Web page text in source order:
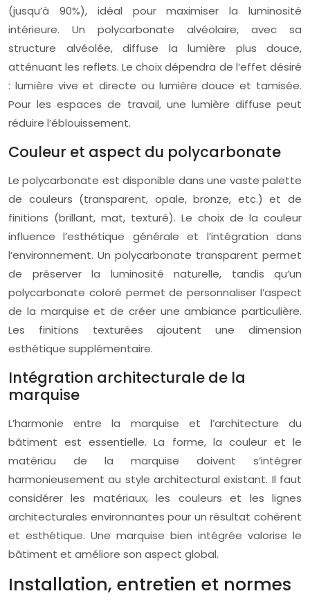
(jusqu’à 90%), idéal pour maximiser la luminosité
intérieure. Un polycarbonate alvéolaire, avec sa
structure alvéolée, diffuse la lumière plus douce,
atténuant les reflets. Le choix dépendra de l’effet désiré
: lumière vive et directe ou lumière douce et tamisée.
Pour les espaces de travail, une lumière diffuse peut
réduire l’éblouissement.
Couleur et aspect du polycarbonate
Le polycarbonate est disponible dans une vaste palette
de couleurs (transparent, opale, bronze, etc.) et de
finitions (brillant, mat, texturé). Le choix de la couleur
influence l’esthétique générale et l’intégration dans
l’environnement. Un polycarbonate transparent permet
de préserver la luminosité naturelle, tandis qu’un
polycarbonate coloré permet de personnaliser l’aspect
de la marquise et de créer une ambiance particulière.
Les finitions texturées ajoutent une dimension
esthétique supplémentaire.
Intégration architecturale de la
marquise
L’harmonie entre la marquise et l’architecture du
bâtiment est essentielle. La forme, la couleur et le
matériau de la marquise doivent s’intégrer
harmonieusement au style architectural existant. Il faut
considérer les matériaux, les couleurs et les lignes
architecturales environnantes pour un résultat cohérent
et esthétique. Une marquise bien intégrée valorise le
bâtiment et améliore son aspect global.
Installation, entretien et normes